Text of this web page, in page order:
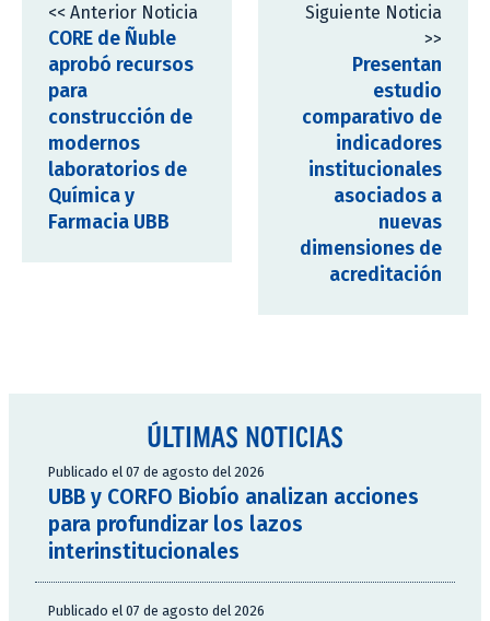
<< Anterior Noticia
CORE de Ñuble
aprobó recursos
para
construcción de
modernos
laboratorios de
Química y
Farmacia UBB
Siguiente Noticia
>>
Presentan
estudio
comparativo de
indicadores
institucionales
asociados a
nuevas
dimensiones de
acreditación
ÚLTIMAS NOTICIAS
Publicado el 07 de agosto del 2026
UBB y CORFO Biobío analizan acciones
para profundizar los lazos
interinstitucionales
Publicado el 07 de agosto del 2026